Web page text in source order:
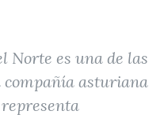
Norte es una de las
asturiana